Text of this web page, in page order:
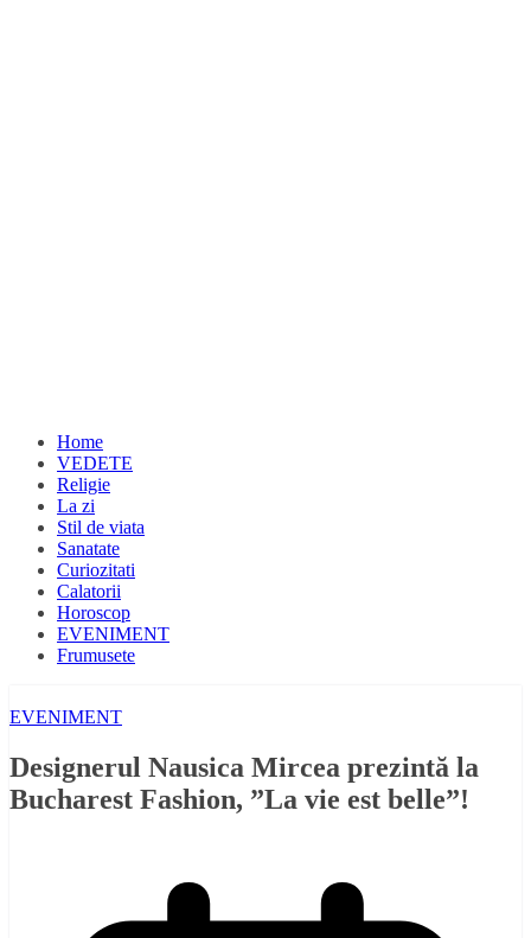
Home
VEDETE
Religie
La zi
Stil de viata
Sanatate
Curiozitati
Calatorii
Horoscop
EVENIMENT
Frumusete
EVENIMENT
Designerul Nausica Mircea prezintă la
Bucharest Fashion, ”La vie est belle”!